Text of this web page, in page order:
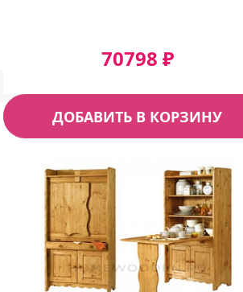
70798 ₽
ДОБАВИТЬ В КОРЗИНУ